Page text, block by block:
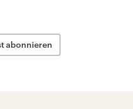
abonnieren